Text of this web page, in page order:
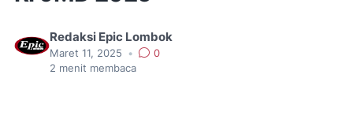
Redaksi Epic Lombok
Maret 11, 2025 •
0
2 menit membaca